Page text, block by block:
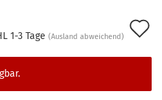
1-3 Tage (Ausland abweichend)